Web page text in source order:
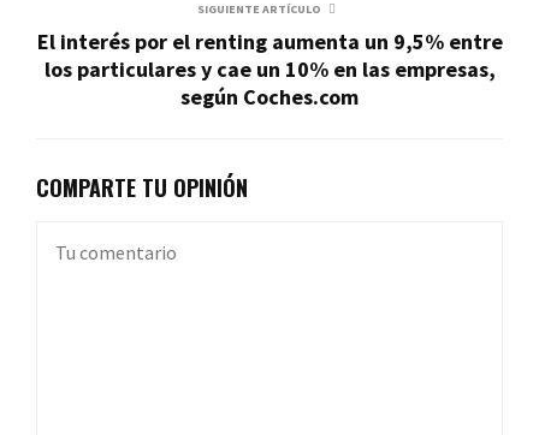
SIGUIENTE ARTÍCULO
El interés por el renting aumenta un 9,5% entre
los particulares y cae un 10% en las empresas,
según Coches.com
COMPARTE TU OPINIÓN